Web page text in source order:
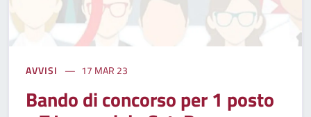
AVVISI 17 MAR 23
Bando di concorso per 1 posto